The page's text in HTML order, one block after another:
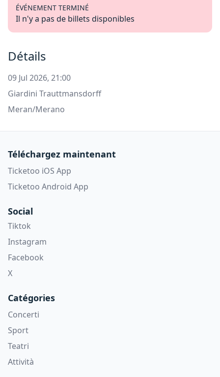
ÉVÉNEMENT TERMINÉ
Il n'y a pas de billets disponibles
Détails
09 Jul 2026, 21:00
Giardini Trauttmansdorff
Meran/Merano
Téléchargez maintenant
Ticketoo iOS App
Ticketoo Android App
Social
Tiktok
Instagram
Facebook
X
Catégories
Concerti
Sport
Teatri
Attività